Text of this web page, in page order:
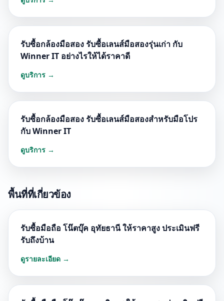
รับซื้อกล้องมือสอง รับซื้อเลนส์มือสองรุ่นเก่า กับ
Winner IT อย่างไรให้ได้ราคาดี
ดูบริการ →
รับซื้อกล้องมือสอง รับซื้อเลนส์มือสองสำหรับมือโปร
กับ Winner IT
ดูบริการ →
พื้นที่ที่เกี่ยวข้อง
รับซื้อมือถือ โน๊ตบุ๊ค อุทัยธานี ให้ราคาสูง ประเมินฟรี
รับถึงบ้าน
ดูรายละเอียด →